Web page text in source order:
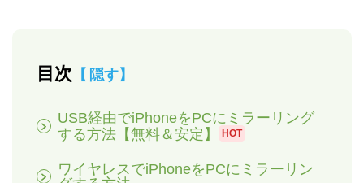
目次 隠す
USB経由でiPhoneをPCにミラーリング
する方法【無料＆安定】
HOT
ワイヤレスでiPhoneをPCにミラーリン